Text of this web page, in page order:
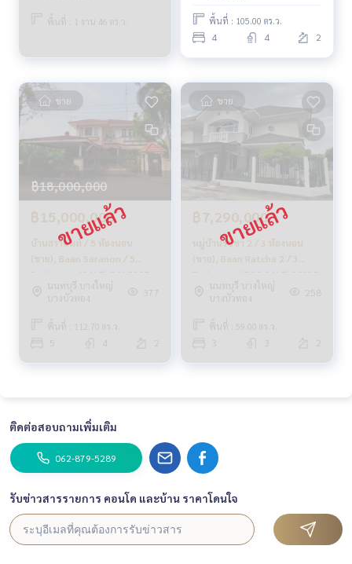
พื้นที่ : 1 งาน 46 ตร.ว. พื้นที่ : 105.00 ตร.ว.
4 4 2
ขาย
฿18,000,000
฿15,000,000
บ้านสรานนท์ / 5 ห้องนอน
(ขาย), Baan Saranon / 5
Bedrooms (SALE) GOLF007
นนทบุรี บางใหญ่
บางบัวทอง
377
พื้นที่ : 112.70 ตร.ว.
5 4
ขาย
฿7,290,000
หมู่บ้านรัชชา 2 / 3 ห้องนอน
(ขาย), Baan Ratcha 2 / 3
Bedrooms (FOR SALE) BC035
นนทบุรี บางใหญ่
บางบัวทอง
258
พื้นที่ : 59.00 ตร.ว.
ติดต่อสอบถามเพิ่มเติม
062-879-5289
รับข่าวสารรายการ คอนโด และบ้าน ราคาโดนใจ